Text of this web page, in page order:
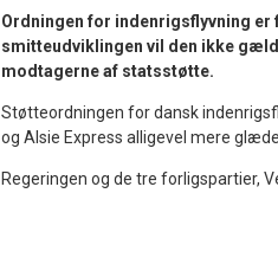
Ordningen for indenrigsflyvning
smitteudviklingen vil den ikke
modtagerne af statsstøtte.
Støtteordningen for dansk
og Alsie Express alligevel mere
Regeringen og de tre forligspartier,